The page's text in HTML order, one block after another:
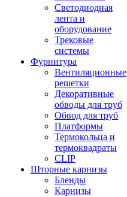
Светодиодная
лента и
оборудование
Трековые
системы
Фурнитура
Вентиляционные
решетки
Декоративные
обводы для труб
Обвод для труб
Платформы
Термокольца и
термоквадраты
CLIP
Шторные карнизы
Бленды
Карнизы